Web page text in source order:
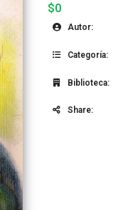
$0
Autor:
Categoría:
Biblioteca:
Share: